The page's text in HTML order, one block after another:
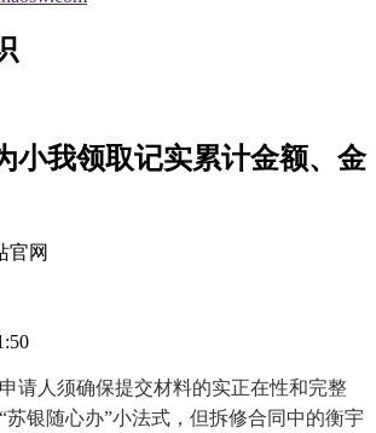
小我领取记实累计金额、金
官网
人须确保提交材料的实正在性和完整
苏银随心办”小法式，但拆修合同中的衡宇